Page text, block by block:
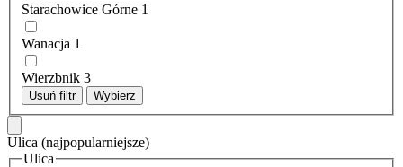
Starachowice Górne 1
Wanacja 1
Wierzbnik 3
Usuń filtr Wybierz
Ulica (najpopularniejsze)
Ulica